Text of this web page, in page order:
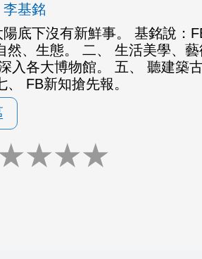
李基銘
底下沒有新鮮事。 基銘說：
然、生態。 二、 生活美學、
入各大博物館。 五、 聽建築
、 FB新知搶先報。
★★★